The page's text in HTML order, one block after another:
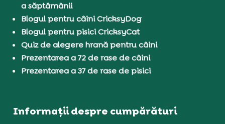
a săptămânii
Blogul pentru câini CricksyDog
Blogul pentru pisici CricksyCat
Quiz de alegere hrană pentru câini
Prezentarea a 72 de rase de câini
Prezentarea a 37 de rase de pisici
Informații despre cumpărături